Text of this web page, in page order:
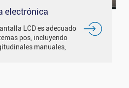
electrónica
LCD es adecuado
pos, incluyendo
manuales,